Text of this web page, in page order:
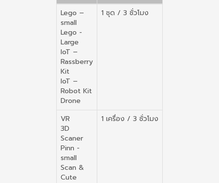
Lego –
small
Lego -
Large
IoT –
Rassberry
Kit
IoT –
Robot Kit
Drone
1 ชุด / 3 ชั่วโมง
VR
3D
Scaner
Pinn -
small
Scan &
Cute
1 เครื่อง / 3 ชั่วโมง